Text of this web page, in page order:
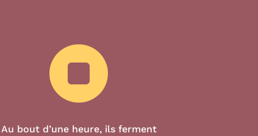

Au bout d’une heure, ils ferment